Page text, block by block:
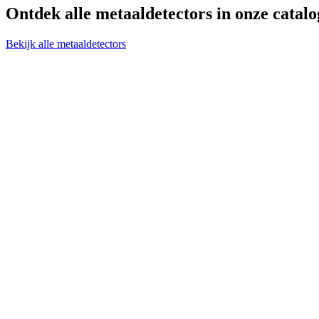
Ontdek alle metaaldetectors in onze
Bekijk alle metaaldetectors